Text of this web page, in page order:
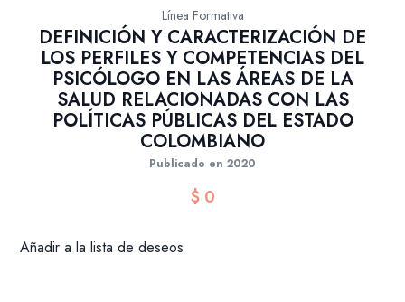
Línea Formativa
DEFINICIÓN Y CARACTERIZACIÓN DE
LOS PERFILES Y COMPETENCIAS DEL
PSICÓLOGO EN LAS ÁREAS DE LA
SALUD RELACIONADAS CON LAS
POLÍTICAS PÚBLICAS DEL ESTADO
COLOMBIANO
Publicado en 2020
$0
Añadir a la lista de deseos